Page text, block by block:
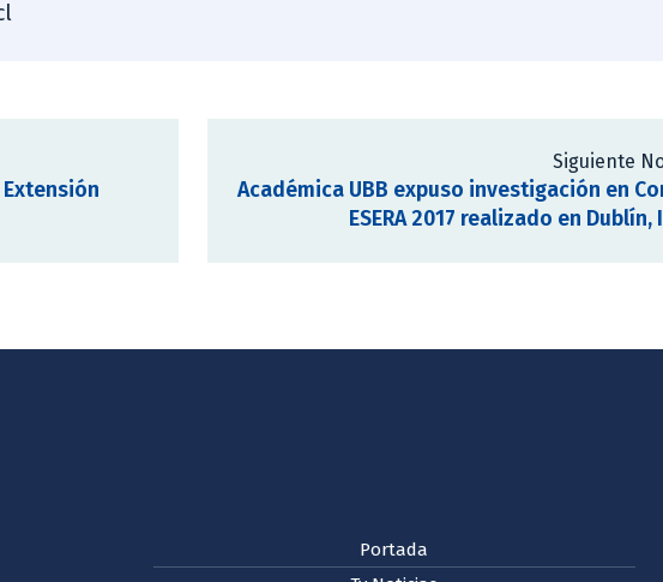
Siguiente
Académica UBB expuso investigación en
ESERA 2017 realizado en
Portada